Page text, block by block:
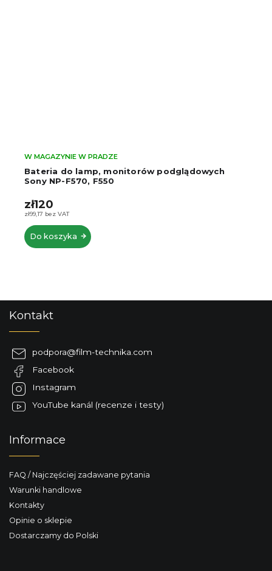
Bateria do lamp, monitorów podglądowych
Sony NP-F570, F550
W MAGAZYNIE W PRADZE
zł99,17 bez VAT
zł120
Do koszyka
Kontakt
podpora@film-technika.com
Facebook
Instagram
YouTube kanál (recenze i testy)
Informace
FAQ / Najczęściej zadawane pytania
Warunki handlowe
Kontakty
Opinie o sklepie
Dostarczamy do Polski